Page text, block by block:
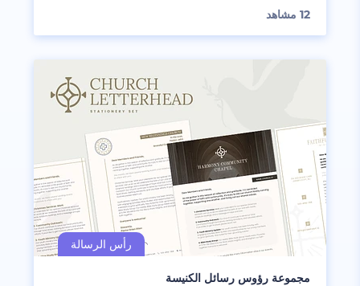
12 مشاهد
مجموعة رؤوس رسائل الكنيسة